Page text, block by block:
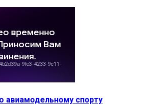
авиамодельному спорту